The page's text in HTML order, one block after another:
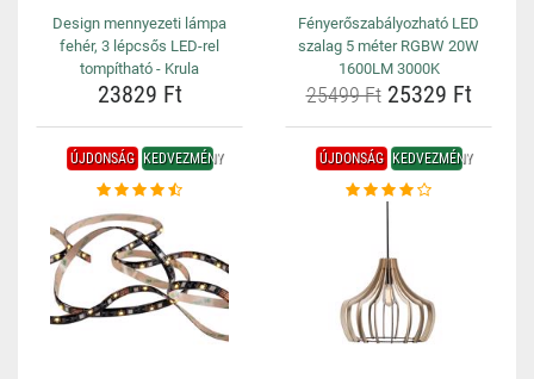
Design mennyezeti lámpa
fehér, 3 lépcsős LED-rel
tompítható - Krula
23829 Ft
Fényerőszabályozható LED
szalag 5 méter RGBW 20W
1600LM 3000K
25499 Ft25329 Ft
ÚJDONSÁG KEDVEZMÉNY ÚJDONSÁG KEDVEZMÉNY